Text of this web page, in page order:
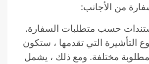
من الأجانب:
حسب متطلبات السفارة.
التأشيرة التي تقدمها ، ستكون
مختلفة. ومع ذلك ، يشمل